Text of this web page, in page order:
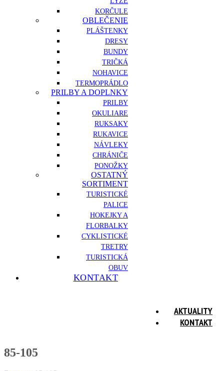
KORČULE
OBLEČENIE
PLÁŠTENKY
DRESY
BUNDY
TRIČKÁ
NOHAVICE
TERMOPRÁDLO
PRILBY A DOPLNKY
PRILBY
OKULIARE
RUKSAKY
RUKAVICE
NÁVLEKY
CHRÁNIČE
PONOŽKY
OSTATNÝ
SORTIMENT
TURISTICKÉ
PALICE
HOKEJKY A
FLORBALKY
CYKLISTICKÉ
TRETRY
TURISTICKÁ
OBUV
KONTAKT
AKTUALITY
KONTAKT
85-105